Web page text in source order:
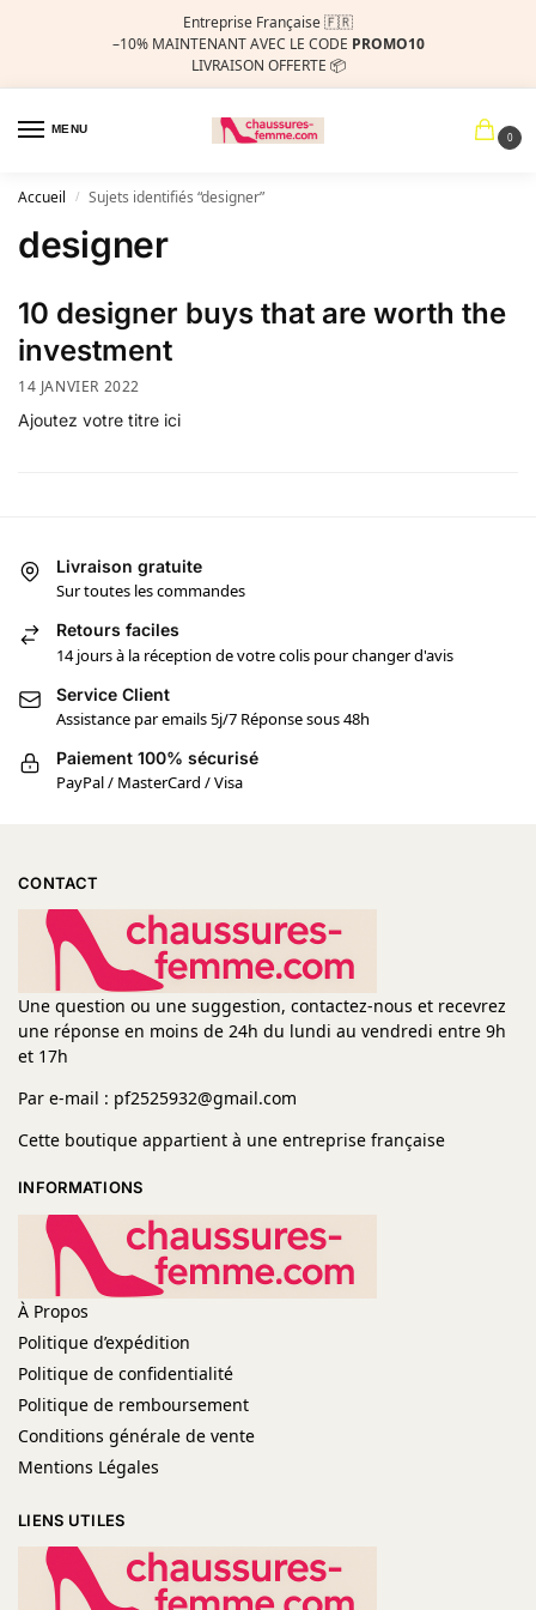
Entreprise Française 🇫🇷
–10% MAINTENANT AVEC LE CODE PROMO10
LIVRAISON OFFERTE 📦
MENU
0
Accueil / Sujets identifiés “designer”
designer
10 designer buys that are worth the
investment
14 JANVIER 2022
Ajoutez votre titre ici
Livraison gratuite
Sur toutes les commandes
Retours faciles
14 jours à la réception de votre colis pour changer d'avis
Service Client
Assistance par emails 5j/7 Réponse sous 48h
Paiement 100% sécurisé
PayPal / MasterCard / Visa
CONTACT
Une question ou une suggestion, contactez-nous et recevrez
une réponse en moins de 24h du lundi au vendredi entre 9h
et 17h
Par e-mail : pf2525932@gmail.com
Cette boutique appartient à une entreprise française
INFORMATIONS
À Propos
Politique d’expédition
Politique de confidentialité
Politique de remboursement
Conditions générale de vente
Mentions Légales
LIENS UTILES